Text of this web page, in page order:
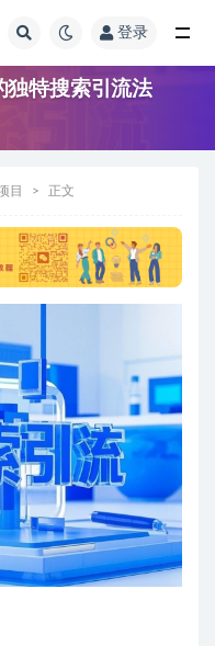
登录
独特搜索引流法
目 正文